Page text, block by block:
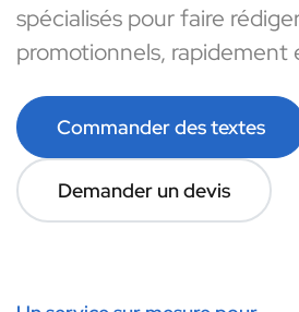
spécialisés pour faire
promotionnels, rapidement
Commander des textes
Demander un devis